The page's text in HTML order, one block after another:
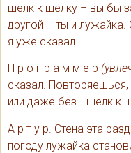
шелк к шелку – вы бы
другой – ты и лужайка.
я уже сказал.
П р о г р а м м е р
сказал.
или даже без… шелк к
А р т у р. Стена эта
погоду лужайка